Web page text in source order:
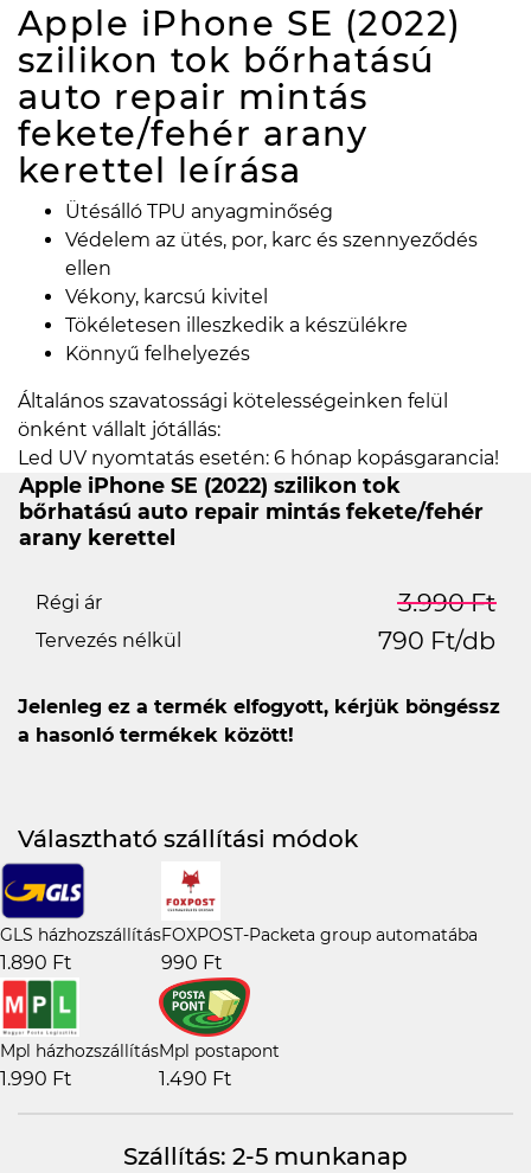
Apple iPhone SE (2022)
szilikon tok bőrhatású
auto repair mintás
fekete/fehér arany
kerettel leírása
Ütésálló TPU anyagminőség
Védelem az ütés, por, karc és szennyeződés
ellen
Vékony, karcsú kivitel
Tökéletesen illeszkedik a készülékre
Könnyű felhelyezés
Általános szavatossági kötelességeinken felül
önként vállalt jótállás:
Led UV nyomtatás esetén: 6 hónap kopásgarancia!
Apple iPhone SE (2022) szilikon tok
bőrhatású auto repair mintás fekete/fehér
arany kerettel
Régi ár 3.990 Ft
Tervezés nélkül 790 Ft/db
Jelenleg ez a termék elfogyott, kérjük böngéssz
a hasonló termékek között!
Választható szállítási módok
GLS házhozszállítás
1.890 Ft
FOXPOST-Packeta group automatába
990 Ft
Mpl házhozszállítás
1.990 Ft
Mpl postapont
1.490 Ft
Szállítás: 2-5 munkanap